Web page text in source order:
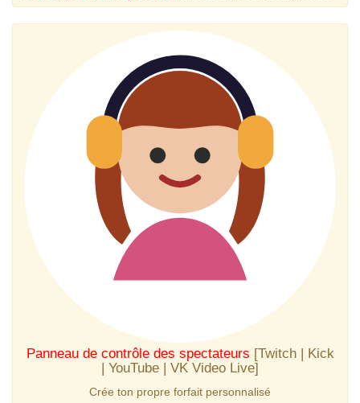
Panneau de contrôle des spectateurs [Twitch | Kick
| YouTube | VK Video Live]
Crée ton propre forfait personnalisé